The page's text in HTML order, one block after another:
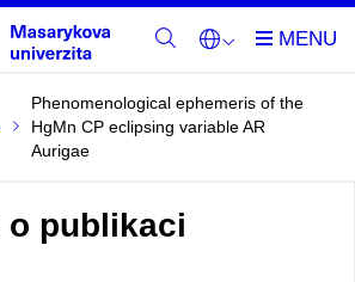
Phenomenological ephemeris of the
HgMn CP eclipsing variable AR
Aurigae
o publikaci